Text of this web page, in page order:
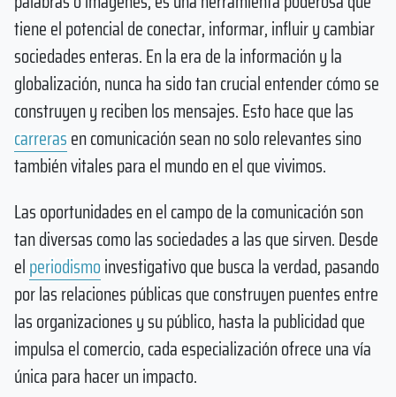
tiene el potencial de conectar, informar, influir y cambiar
sociedades enteras. En la era de la información y la
globalización, nunca ha sido tan crucial entender cómo se
construyen y reciben los mensajes. Esto hace que las
carrerasen comunicación sean no solo relevantes sino
también vitales para el mundo en el que vivimos.
Las oportunidades en el campo de la comunicación son
tan diversas como las sociedades a las que sirven. Desde
elperiodismoinvestigativo que busca la verdad, pasando
por las relaciones públicas que construyen puentes entre
las organizaciones y su público, hasta la publicidad que
impulsa el comercio, cada especialización ofrece una vía
única para hacer un impacto.